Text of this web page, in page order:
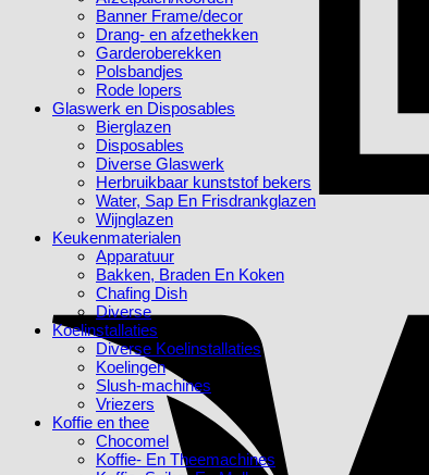
Banner Frame/decor
Drang- en afzethekken
Garderoberekken
Polsbandjes
Rode lopers
Glaswerk en Disposables
Bierglazen
Disposables
Diverse Glaswerk
Herbruikbaar kunststof bekers
Water, Sap En Frisdrankglazen
Wijnglazen
Keukenmaterialen
Apparatuur
Bakken, Braden En Koken
Chafing Dish
Diverse
Koelinstallaties
Diverse Koelinstallaties
Koelingen
Slush-machines
Vriezers
Koffie en thee
Chocomel
Koffie- En Theemachines